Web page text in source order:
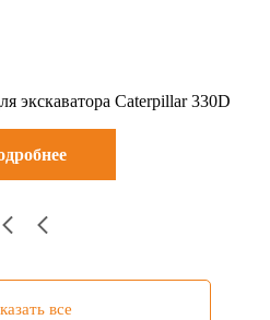
экскаватора Caterpillar 330D
все